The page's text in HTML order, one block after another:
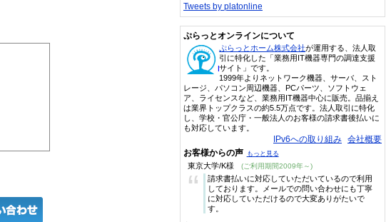
Tweets by platonline
ぷらっとオンラインについて
ぷらっとホーム株式会社が運用する、法人取
引に特化した「業務用IT機器専門の調達支援
サイト」です。
1999年よりネットワーク機器、サーバ、スト
レージ、パソコン周辺機器、PCパーツ、ソフトウェ
ア、ライセンスなど、業務用IT機器中心に販売。品揃え
は業界トップクラスの約5.5万点です。法人取引に特化
し、学校・官公庁・一般法人のお客様の請求書後払いに
も対応しています。
IPv6への取り組み 会社概要
お客様からの声 もっと見る
東京大学/K様 (ご利用期間2009年～)
“
請求書払いに対応していただいているので利用
しております。メールでの問い合わせにも丁寧
に対応していただけるので大変ありがたいで
す。